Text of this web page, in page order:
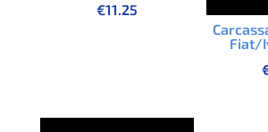
€11.25
Fiat/